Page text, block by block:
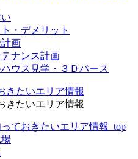
・デメリット
画
ナンス計画
ウス見学・３Ｄパース
きたいエリア情報
きたいエリア情報
ておきたいエリア情報_top